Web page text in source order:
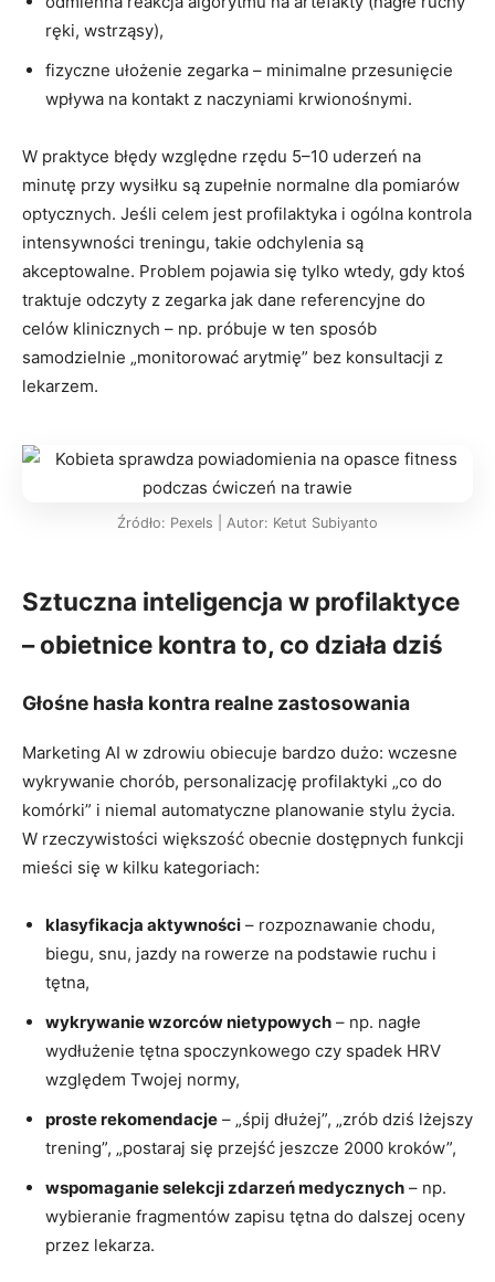
ręki, wstrząsy),
fizyczne ułożenie zegarka – minimalne przesunięcie
wpływa na kontakt z naczyniami krwionośnymi.
W praktyce błędy względne rzędu 5–10 uderzeń na
minutę przy wysiłku są zupełnie normalne dla pomiarów
optycznych. Jeśli celem jest profilaktyka i ogólna kontrola
intensywności treningu, takie odchylenia są
akceptowalne. Problem pojawia się tylko wtedy, gdy ktoś
traktuje odczyty z zegarka jak dane referencyjne do
celów klinicznych – np. próbuje w ten sposób
samodzielnie „monitorować arytmię” bez konsultacji z
lekarzem.
Źródło: Pexels | Autor: Ketut Subiyanto
Sztuczna inteligencja w profilaktyce
– obietnice kontra to, co działa dziś
Głośne hasła kontra realne zastosowania
Marketing AI w zdrowiu obiecuje bardzo dużo: wczesne
wykrywanie chorób, personalizację profilaktyki „co do
komórki” i niemal automatyczne planowanie stylu życia.
W rzeczywistości większość obecnie dostępnych funkcji
mieści się w kilku kategoriach:
klasyfikacja aktywności – rozpoznawanie chodu,
biegu, snu, jazdy na rowerze na podstawie ruchu i
tętna,
wykrywanie wzorców nietypowych – np. nagłe
wydłużenie tętna spoczynkowego czy spadek HRV
względem Twojej normy,
proste rekomendacje – „śpij dłużej”, „zrób dziś lżejszy
trening”, „postaraj się przejść jeszcze 2000 kroków”,
wspomaganie selekcji zdarzeń medycznych – np.
wybieranie fragmentów zapisu tętna do dalszej oceny
przez lekarza.